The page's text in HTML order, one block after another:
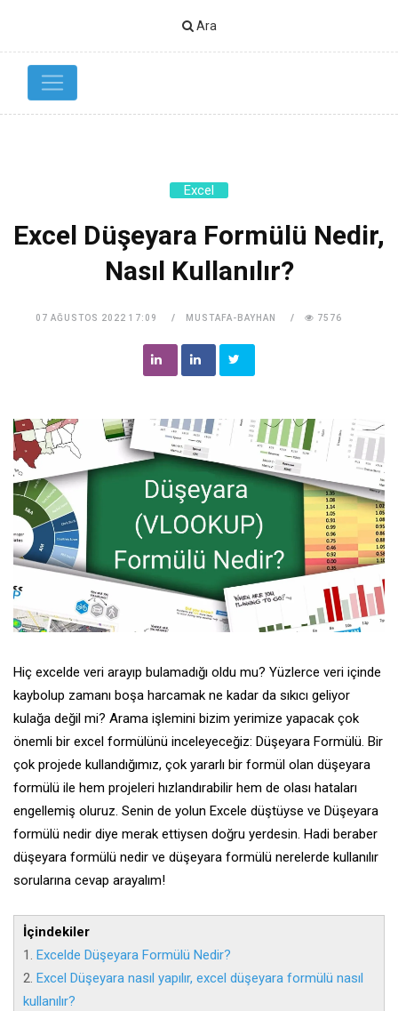
Ara
Excel
Excel Düşeyara Formülü Nedir,
Nasıl Kullanılır?
07 AĞUSTOS 2022 17:09 MUSTAFA-BAYHAN 7576
Hiç excelde veri arayıp bulamadığı oldu mu? Yüzlerce veri içinde
kaybolup zamanı boşa harcamak ne kadar da sıkıcı geliyor
kulağa değil mi? Arama işlemini bizim yerimize yapacak çok
önemli bir excel formülünü inceleyeceğiz: Düşeyara Formülü. Bir
çok projede kullandığımız, çok yararlı bir formül olan düşeyara
formülü ile hem projeleri hızlandırabilir hem de olası hataları
engellemiş oluruz. Senin de yolun Excele düştüyse ve Düşeyara
formülü nedir diye merak ettiysen doğru yerdesin. Hadi beraber
düşeyara formülü nedir ve düşeyara formülü nerelerde kullanılır
sorularına cevap arayalım!
İçindekiler
1. Excelde Düşeyara Formülü Nedir?
2. Excel Düşeyara nasıl yapılır, excel düşeyara formülü nasıl
kullanılır?